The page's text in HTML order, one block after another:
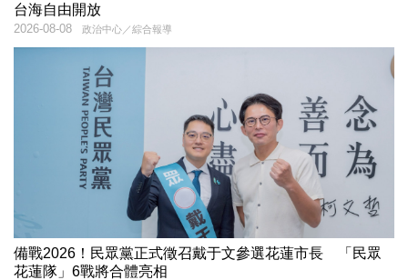
台海自由開放
政治中心／綜合報導
2026-08-08
備戰2026！民眾黨正式徵召戴于文參選花蓮市長 「民眾
花蓮隊」6戰將合體亮相